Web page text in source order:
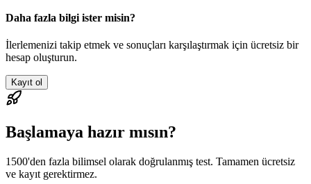
Daha fazla bilgi ister misin?
İlerlemenizi takip etmek ve sonuçları karşılaştırmak için ücretsiz bir
hesap oluşturun.
Kayıt ol
Başlamaya hazır mısın?
1500'den fazla bilimsel olarak doğrulanmış test. Tamamen ücretsiz
ve kayıt gerektirmez.